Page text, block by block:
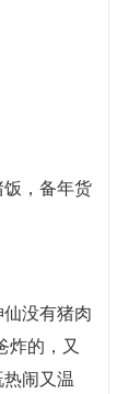
，备年货
没有猪肉
炸的，又
闹又温